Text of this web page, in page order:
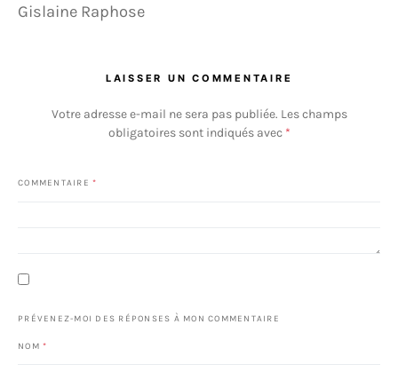
Gislaine Raphose
LAISSER UN COMMENTAIRE
Votre adresse e-mail ne sera pas publiée. Les champs
obligatoires sont indiqués avec *
COMMENTAIRE *
PRÉVENEZ-MOI DES RÉPONSES À MON COMMENTAIRE
NOM *